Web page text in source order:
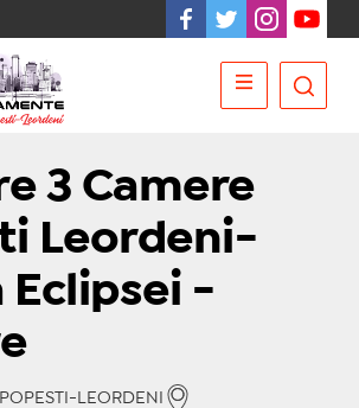
3 Camere
Leordeni-
Eclipsei -
LEORDENI